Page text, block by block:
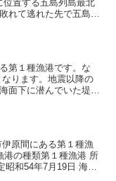
位置する五島列島最北
れて逃れた先で五島氏
第１種漁港です。な
ります。地震以降の
面下に潜んでいた堤防
原間にある第１種漁
港の種類第１種漁港 所
昭和54年7月19日 海岸